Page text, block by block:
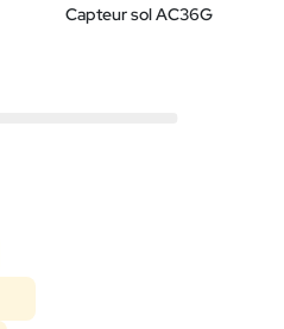
Capteur sol AC36G